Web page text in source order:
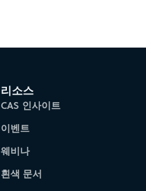
리소스
CAS 인사이트
이벤트
웨비나
흰색 문서